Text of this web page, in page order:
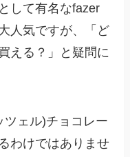
して有名なfazer
人気ですが、「ど
える？」と疑問に
ェル)チョコレー
わけではありませ